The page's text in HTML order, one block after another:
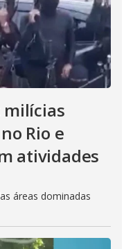
milícias
Rio e
atividades
áreas dominadas